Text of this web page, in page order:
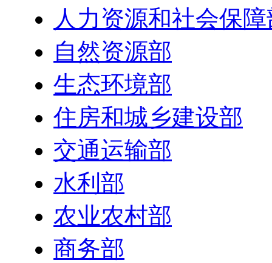
人力资源和社会保
自然资源部
生态环境部
住房和城乡建设部
交通运输部
水利部
农业农村部
商务部